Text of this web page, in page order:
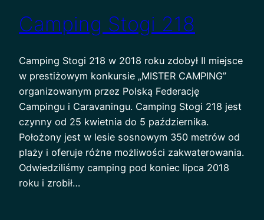
Camping Stogi 218
Camping Stogi 218 w 2018 roku zdobył II miejsce
w prestiżowym konkursie „MISTER CAMPING”
organizowanym przez Polską Federację
Campingu i Caravaningu. Camping Stogi 218 jest
czynny od 25 kwietnia do 5 października.
Położony jest w lesie sosnowym 350 metrów od
plaży i oferuje różne możliwości zakwaterowania.
Odwiedziliśmy camping pod koniec lipca 2018
roku i zrobił…